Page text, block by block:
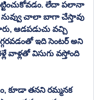
లేదా పలానా
చాలా బాగా చేస్తావు
ఆడపడుచు వచ్చి
ఇది సెంటర్ అని
వాళ్లతో విసుగు వస్తోంది
కూడా తనని రమ్మనక